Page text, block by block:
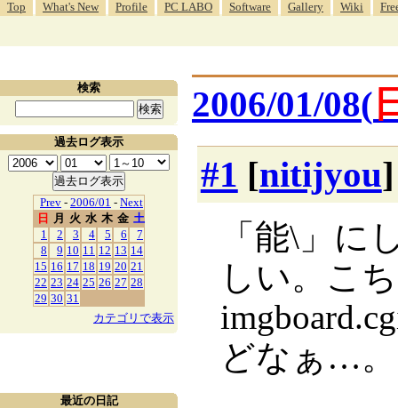
Top What's New Profile PC LABO Software Gallery Wiki
2006/01/08(
#1 [nitijyou
「能\」に
しい。こ
どなぁ…。
最近の日記
検索
過去ログ表示
Prev - 2006/01 - Next
日
月 火 水 木 金 土
1
2 3 4 5 6
7
8
9 10 11 12 13 14
15 16 17 18 19 20 21
22 23 24 25 26 27 28
29 30 31
カテゴリで表示